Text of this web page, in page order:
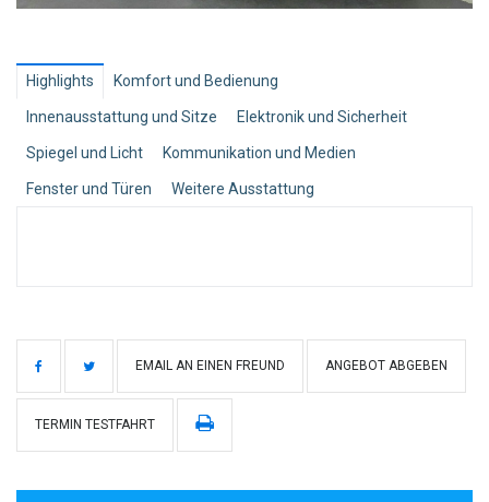
Highlights Komfort und Bedienung
Innenausstattung und Sitze Elektronik und Sicherheit
Spiegel und Licht Kommunikation und Medien
Fenster und Türen Weitere Ausstattung
EMAIL AN EINEN FREUND ANGEBOT ABGEBEN
TERMIN TESTFAHRT